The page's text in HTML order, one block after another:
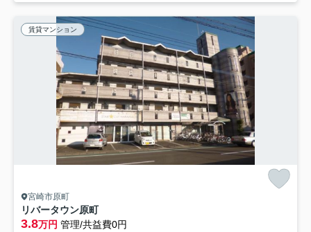
賃貸マンション
宮崎市原町
リバータウン原町
3.8万円 管理/共益費0円